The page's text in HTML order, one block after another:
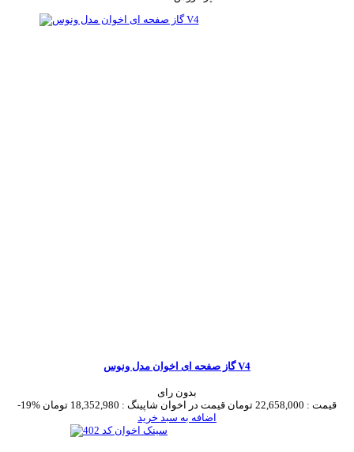
گاز صفحه ای اخوان مدل ونوس V4
بدون رای
-19%
قیمت : 22,658,000 تومان قیمت در اخوان شاپینگ : 18,352,980 تومان
اضافه به سبد خرید